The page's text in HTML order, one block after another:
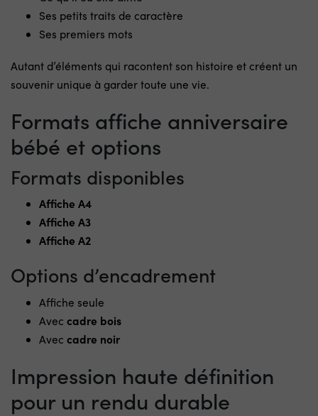
Ses petits traits de caractère
Ses premiers mots
Autant d’éléments qui racontent son histoire et créent un
souvenir unique à garder toute une vie.
Formats affiche anniversaire
bébé et options
Formats disponibles
Affiche A4
Affiche A3
Affiche A2
Options d’encadrement
Affiche seule
Avec cadre bois
Avec cadre noir
Impression haute définition
pour un rendu durable